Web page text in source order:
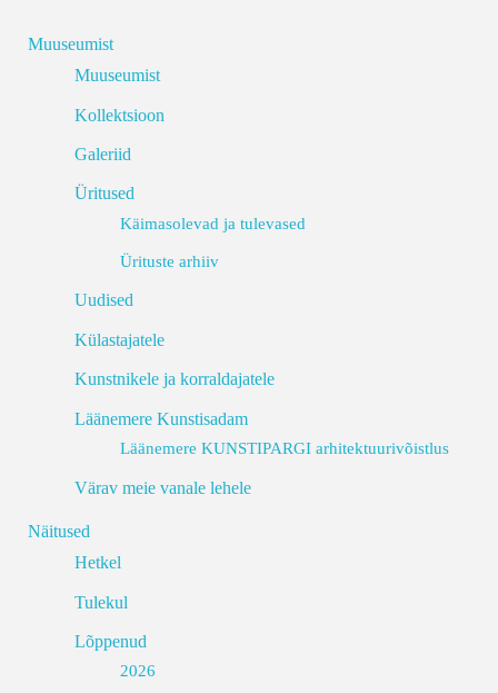
Muuseumist
Muuseumist
Kollektsioon
Galeriid
Üritused
Käimasolevad ja tulevased
Ürituste arhiiv
Uudised
Külastajatele
Kunstnikele ja korraldajatele
Läänemere Kunstisadam
Läänemere KUNSTIPARGI arhitektuurivõistlus
Värav meie vanale lehele
Näitused
Hetkel
Tulekul
Lõppenud
2026